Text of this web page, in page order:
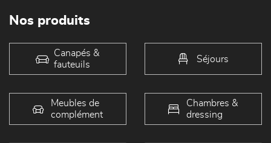
Nos produits
Canapés &
fauteuils
Séjours
Meubles de
complément
Chambres &
dressing